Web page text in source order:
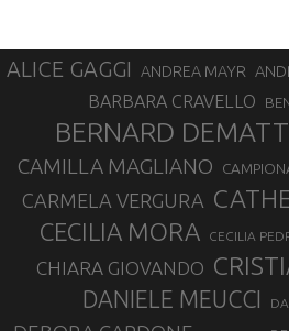
ALICE GAGGI ANDREA MAYR
BARBARA CRAVELLO
BERNARD
CAMILLA MAGLIANO
CARMELA VERGURA
CECILIA MORA CECILIA
CHIARA GIOVANDO
DANIELE MEUCCI